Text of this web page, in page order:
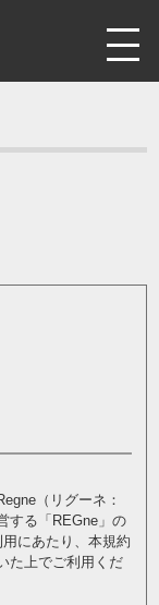
（リグーネ：
する「REGne」の
にあたり、本規約
た上でご利用くだ